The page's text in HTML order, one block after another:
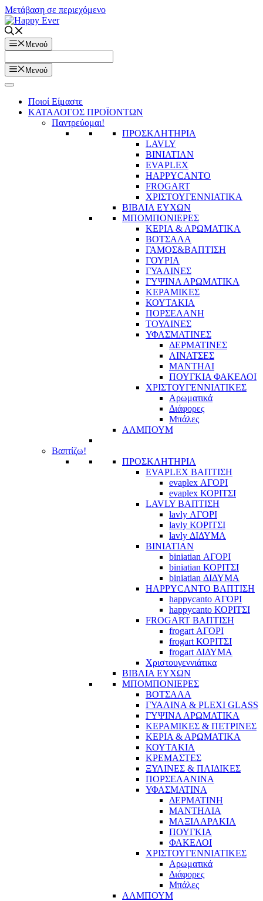
Μετάβαση σε περιεχόμενο
Μενού
Μενού
Ποιοί Είμαστε
ΚΑΤΑΛΟΓΟΣ ΠΡΟΪΟΝΤΩΝ
Παντρεύομαι!
ΠΡΟΣΚΛΗΤΗΡΙΑ
LAVLY
BINIATIAN
EVAPLEX
HAPPYCANTO
FROGART
ΧΡΙΣΤΟΥΓΕΝΝΙΑΤΙΚΑ
ΒΙΒΛΙΑ ΕΥΧΩΝ
ΜΠΟΜΠΟΝΙΕΡΕΣ
ΚΕΡΙΑ & ΑΡΩΜΑΤΙΚΑ
ΒΟΤΣΑΛΑ
ΓΑΜΟΣ&ΒΑΠΤΙΣΗ
ΓΟΥΡΙΑ
ΓΥΑΛΙΝΕΣ
ΓΥΨΙΝΑ ΑΡΩΜΑΤΙΚΑ
ΚΕΡΑΜΙΚΕΣ
ΚΟΥΤΑΚΙΑ
ΠΟΡΣΕΛΑΝΗ
ΤΟΥΛΙΝΕΣ
ΥΦΑΣΜΑΤΙΝΕΣ
ΔΕΡΜΑΤΙΝΕΣ
ΛΙΝΑΤΣΕΣ
ΜΑΝΤΗΛΙ
ΠΟΥΓΚΙΑ ΦΑΚΕΛΟΙ
ΧΡΙΣΤΟΥΓΕΝΝΙΑΤΙΚΕΣ
Αρωματικά
Διάφορες
Μπάλες
ΑΛΜΠΟΥΜ
Βαπτίζω!
ΠΡΟΣΚΛΗΤΗΡΙΑ
EVAPLEX ΒΑΠΤΙΣΗ
evaplex ΑΓΟΡΙ
evaplex ΚΟΡΙΤΣΙ
LAVLY ΒΑΠΤΙΣΗ
lavly ΑΓΟΡΙ
lavly ΚΟΡΙΤΣΙ
lavly ΔΙΔΥΜΑ
BINIATIAN
biniatian ΑΓΟΡΙ
biniatian ΚΟΡΙΤΣΙ
biniatian ΔΙΔΥΜΑ
HAPPYCANTO ΒΑΠΤΙΣΗ
happycanto ΑΓΟΡΙ
happycanto ΚΟΡΙΤΣΙ
FROGART ΒΑΠΤΙΣΗ
frogart ΑΓΟΡΙ
frogart ΚΟΡΙΤΣΙ
frogart ΔΙΔΥΜΑ
Χριστουγεννιάτικα
ΒΙΒΛΙΑ ΕΥΧΩΝ
ΜΠΟΜΠΟΝΙΕΡΕΣ
ΒΟΤΣΑΛΑ
ΓΥΑΛΙΝΑ & PLEXI GLASS
ΓΥΨΙΝΑ ΑΡΩΜΑΤΙΚΑ
ΚΕΡΑΜΙΚΕΣ & ΠΕΤΡΙΝΕΣ
ΚΕΡΙΑ & ΑΡΩΜΑΤΙΚΑ
ΚΟΥΤΑΚΙΑ
ΚΡΕΜΑΣΤΕΣ
ΞΥΛΙΝΕΣ & ΠΑΙΔΙΚΕΣ
ΠΟΡΣΕΛΑΝΙΝΑ
ΥΦΑΣΜΑΤΙΝA
ΔΕΡΜΑΤΙΝΗ
ΜΑΝΤΗΛΙΑ
ΜΑΞΙΛΑΡΑΚΙΑ
ΠΟΥΓΚΙΑ
ΦΑΚΕΛΟΙ
ΧΡΙΣΤΟΥΓΕΝΝΙΑΤΙΚΕΣ
Αρωματικά
Διάφορες
Μπάλες
ΑΛΜΠΟΥΜ